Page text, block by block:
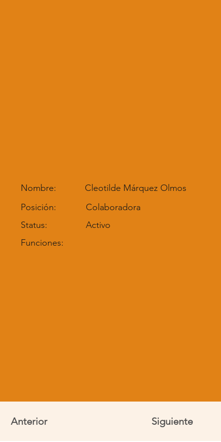
Anterior Siguiente
Cleotilde Márquez Olmos
Nombre:
Colaboradora
Posición:
Activo
Status:
Funciones: